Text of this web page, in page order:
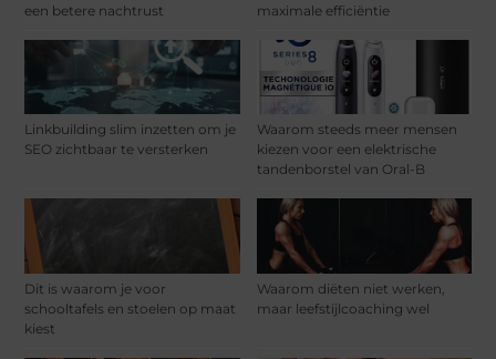
een betere nachtrust
maximale efficiëntie
Linkbuilding slim inzetten om je
SEO zichtbaar te versterken
Waarom steeds meer mensen
kiezen voor een elektrische
tandenborstel van Oral-B
Dit is waarom je voor
schooltafels en stoelen op maat
kiest
Waarom diëten niet werken,
maar leefstijlcoaching wel